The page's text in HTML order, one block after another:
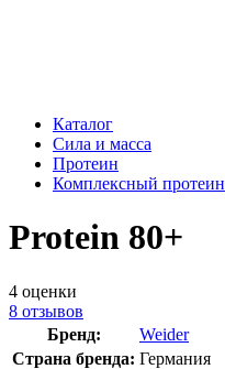
Каталог
Сила и масса
Протеин
Комплексный протеин
Protein 80+
4 оценки
8 отзывов
Бренд:
Weider
Страна бренда: Германия